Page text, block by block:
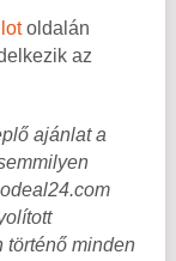
oldalán
az
ajánlat a
történő minden